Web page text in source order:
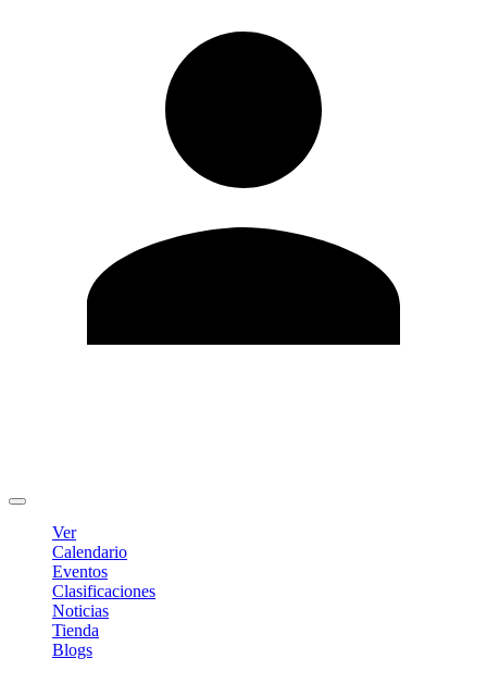
Ver
Calendario
Eventos
Clasificaciones
Noticias
Tienda
Blogs